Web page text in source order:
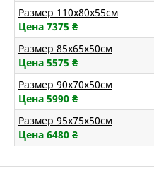
Размер 110х80х55см
Цена 7375 ₴
Размер 85х65х50см
Цена 5575 ₴
Размер 90х70х50см
Цена 5990 ₴
Размер 95х75х50см
Цена 6480 ₴